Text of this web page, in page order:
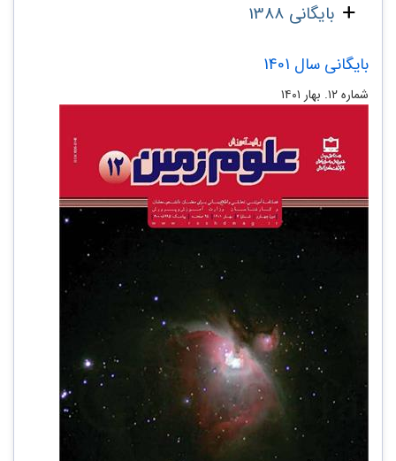
بایگانی 1388
بایگانی سال 1401
شماره ۱۲. بهار ۱۴۰۱